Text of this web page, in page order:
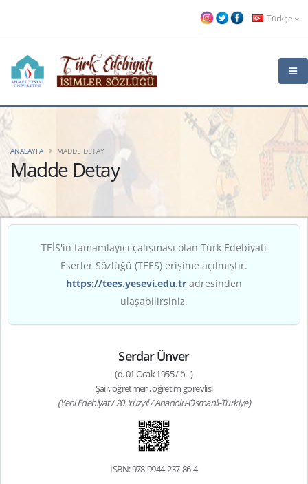
Türkçe
Madde Detay
ANASAYFA MADDE DETAY
TEİS'in tamamlayıcı çalışması olan Türk Edebiyatı
Eserler Sözlüğü (TEES) erişime açılmıştır.
https://tees.yesevi.edu.tr adresinden
ulaşabilirsiniz.
Serdar Ünver
(d. 01 Ocak 1955 / ö. -)
Şair, öğretmen, öğretim görevlisi
(Yeni Edebiyat / 20. Yüzyıl / Anadolu-Osmanlı-Türkiye)
ISBN: 978-9944-237-86-4